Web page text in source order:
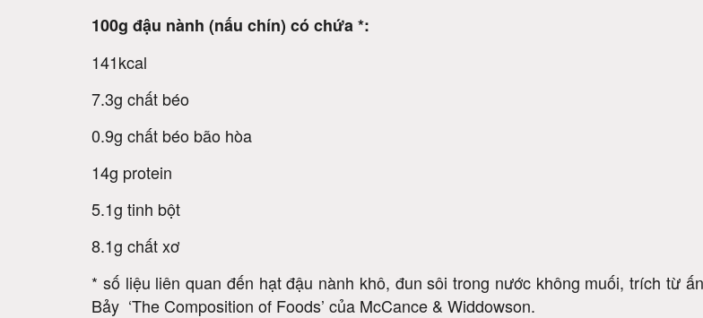
100g đậu nành (nấu chín) có chứa *:
141kcal
7.3g chất béo
0.9g chất béo bão hòa
14g protein
5.1g tinh bột
8.1g chất xơ
* số liệu liên quan đến hạt đậu nành khô, đun sôi trong nước không muối, trích từ
Bảy ‘The Composition of Foods’ của McCance & Widdowson.